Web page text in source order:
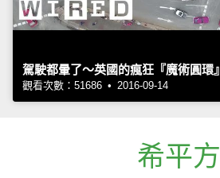
駕駛都暈了～英國的瘋狂『魔術圓環』
觀看次數：51686 • 2016-09-14
希平方